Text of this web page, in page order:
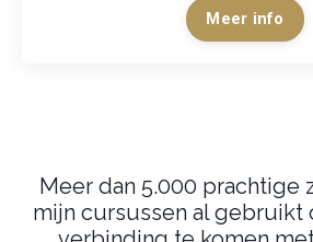
Meer info
Meer dan 5.000 prachtige
mijn cursussen al gebruikt